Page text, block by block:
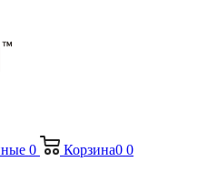
0 Корзина0 0